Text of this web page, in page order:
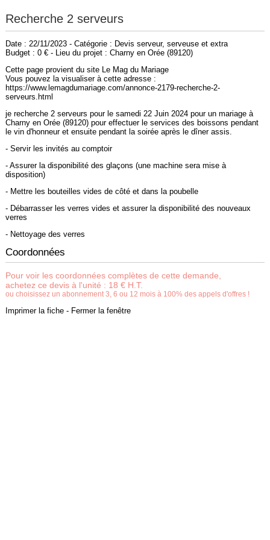
Recherche 2 serveurs
Date : 22/11/2023 - Catégorie : Devis serveur, serveuse et extra
Budget : 0 € - Lieu du projet : Charny en Orée (89120)
Cette page provient du site Le Mag du Mariage
Vous pouvez la visualiser à cette adresse :
https://www.lemagdumariage.com/annonce-2179-recherche-2-
serveurs.html
je recherche 2 serveurs pour le samedi 22 Juin 2024 pour un mariage à
Charny en Orée (89120) pour effectuer le services des boissons pendant
le vin d'honneur et ensuite pendant la soirée après le dîner assis.
- Servir les invités au comptoir
- Assurer la disponibilité des glaçons (une machine sera mise à
disposition)
- Mettre les bouteilles vides de côté et dans la poubelle
- Débarrasser les verres vides et assurer la disponibilité des nouveaux
verres
- Nettoyage des verres
Coordonnées
Pour voir les coordonnées complètes de cette demande,
achetez ce devis à l'unité : 18 € H.T.
ou choisissez un abonnement 3, 6 ou 12 mois à 100% des appels d'offres !
Imprimer la fiche- Fermer la fenêtre